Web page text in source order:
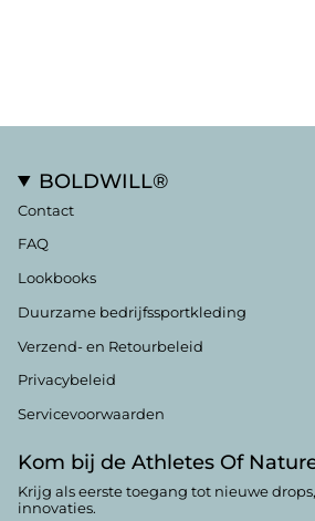
BOLDWILL®
Contact
FAQ
Lookbooks
Duurzame bedrijfssportkleding
Verzend- en Retourbeleid
Privacybeleid
Servicevoorwaarden
Kom bij de Athletes Of
Krijg als eerste toegang tot nieuwe
innovaties.